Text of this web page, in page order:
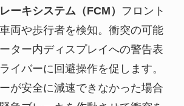
ーキシステム（FCM）
フロント
両や歩行者を検知。衝突の可能
ター内ディスプレイへの警告表
イバーに回避操作を促します。
が安全に減速できなかった場合